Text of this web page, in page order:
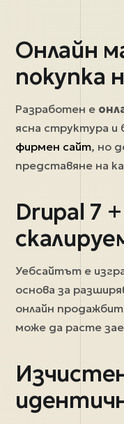
Онлайн
покупка
Разработен е
ясна структура и
фирмен сайт, но
представяне на
Drupal 7
Уебсайтът е
основа за
онлайн
може да расте